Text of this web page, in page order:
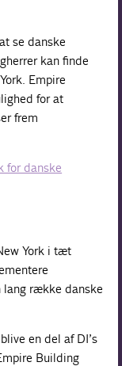
se danske
kan finde
Empire
for at
frem
for danske
York i tæt
lang række danske
en del af DI’s
Building